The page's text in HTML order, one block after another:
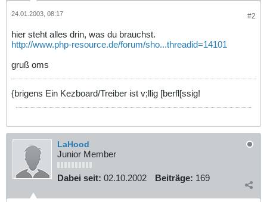
#2
24.01.2003, 08:17
hier steht alles drin, was du brauchst.
http://www.php-resource.de/forum/sho...threadid=14101
gruß oms
{brigens Ein Kezboard/Treiber ist v;llig [berfl[ssig!
LaHood
Junior Member
Dabei seit: 02.10.2002 Beiträge: 169